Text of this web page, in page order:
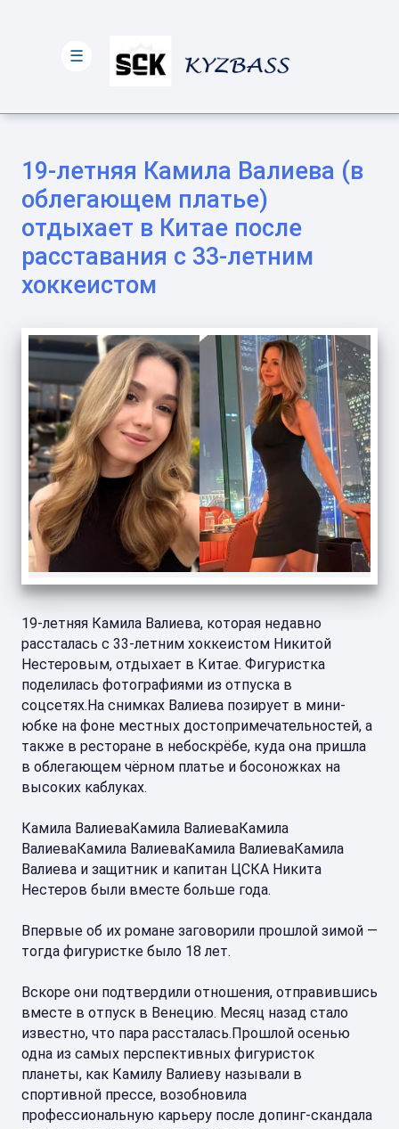
19-летняя Камила Валиева (в
облегающем платье)
отдыхает в Китае после
расставания с 33-летним
хоккеистом
19-летняя Камила Валиева, которая недавно
рассталась с 33-летним хоккеистом Никитой
Нестеровым, отдыхает в Китае. Фигуристка
поделилась фотографиями из отпуска в
соцсетях.На снимках Валиева позирует в мини-
юбке на фоне местных достопримечательностей, а
также в ресторане в небоскрёбе, куда она пришла
в облегающем чёрном платье и босоножках на
высоких каблуках.
Камила ВалиеваКамила ВалиеваКамила
ВалиеваКамила ВалиеваКамила ВалиеваКамила
Валиева и защитник и капитан ЦСКА Никита
Нестеров были вместе больше года.
Впервые об их романе заговорили прошлой зимой —
тогда фигуристке было 18 лет.
Вскоре они подтвердили отношения, отправившись
вместе в отпуск в Венецию. Месяц назад стало
известно, что пара рассталась.Прошлой осенью
одна из самых перспективных фигуристок
планеты, как Камилу Валиеву называли в
спортивной прессе, возобновила
профессиональную карьеру после допинг-скандала
☰